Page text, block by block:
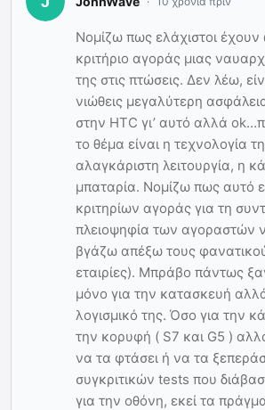
Νομίζω πως ελάχιστοι
κριτήριο αγοράς μιας
της στις πτώσεις. Δεν λέω,
νιώθεις μεγαλύτερη
στην HTC γι’ αυτό αλλά
το θέμα είναι η τεχνολογία
αλαγκάριστη λειτουργία, η
μπαταρία. Νομίζω πως αυτό
κριτηρίων αγοράς για τη
πλειοψηφία των αγοραστών
βγάζω απέξω τους
εταιρίες). Μπράβο πάντως
μόνο για την κατασκευή
λογισμικό της. Όσο για την
την κορυφή ( S7 και G5 )
να τα φτάσει ή να τα
συγκριτικών tests που
για την οθόνη, εκεί τα